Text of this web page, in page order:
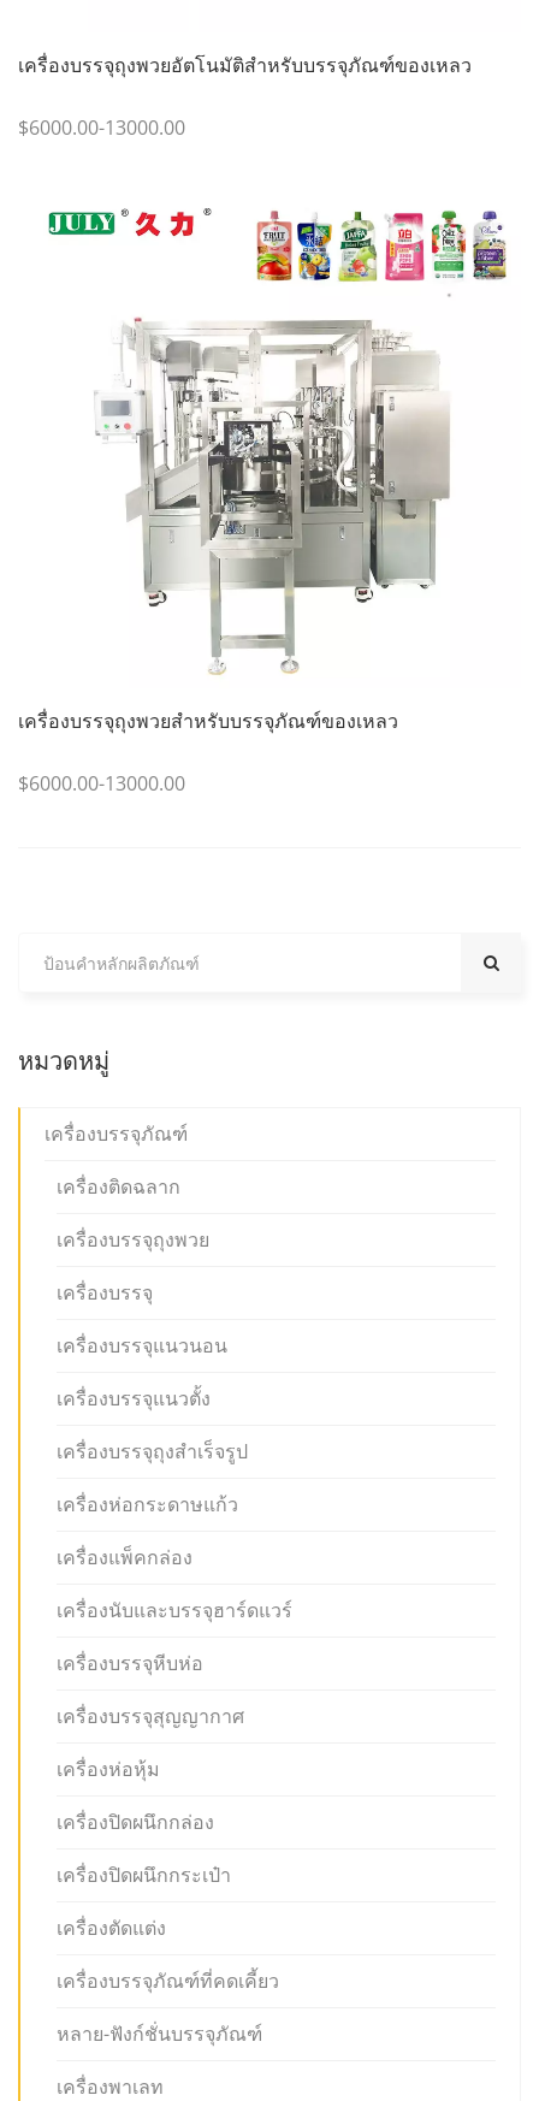
เครื่องบรรจุถุงพวยอัตโนมัติสำหรับบรรจุภัณฑ์ของเหลว
$6000.00-13000.00
เครื่องบรรจุถุงพวยสำหรับบรรจุภัณฑ์ของเหลว
$6000.00-13000.00
หมวดหมู่
เครื่องบรรจุภัณฑ์
เครื่องติดฉลาก
เครื่องบรรจุถุงพวย
เครื่องบรรจุ
เครื่องบรรจุแนวนอน
เครื่องบรรจุแนวตั้ง
เครื่องบรรจุถุงสำเร็จรูป
เครื่องห่อกระดาษแก้ว
เครื่องแพ็คกล่อง
เครื่องนับและบรรจุฮาร์ดแวร์
เครื่องบรรจุหีบห่อ
เครื่องบรรจุสุญญากาศ
เครื่องห่อหุ้ม
เครื่องปิดผนึกกล่อง
เครื่องปิดผนึกกระเป๋า
เครื่องตัดแต่ง
เครื่องบรรจุภัณฑ์ที่คดเคี้ยว
หลาย-ฟังก์ชั่นบรรจุภัณฑ์
เครื่องพาเลท